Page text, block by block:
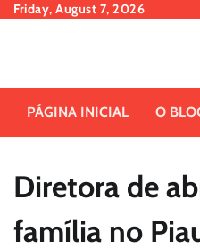
SkipFriday, August 7, 2026
PÁGINA INICIAL O
Diretora de
família no